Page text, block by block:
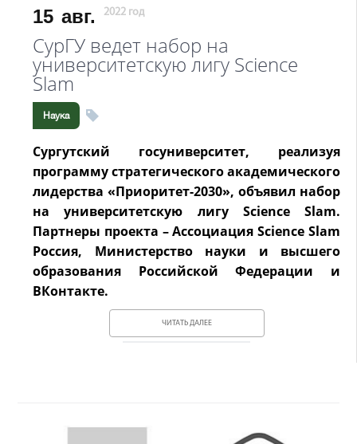
15 авг. 2022 год
СурГУ ведет набор на
университетскую лигу Science
Slam
Наука
Сургутский госуниверситет, реализуя
программу стратегического академического
лидерства «Приоритет-2030», объявил набор
на университетскую лигу Science Slam.
Партнеры проекта – Ассоциация Science Slam
Россия, Министерство науки и высшего
образования Российской Федерации и
ВКонтакте.
ЧИТАТЬ ДАЛЕЕ